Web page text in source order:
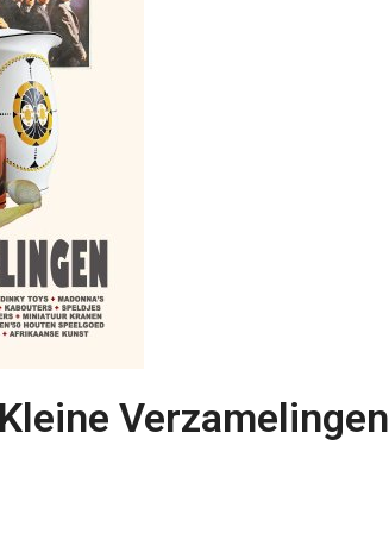
Verzamelingen